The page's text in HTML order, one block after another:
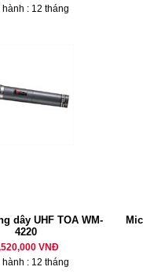
hành : 12 tháng
dây UHF TOA WM-
4220
VNĐ
hành : 12 tháng